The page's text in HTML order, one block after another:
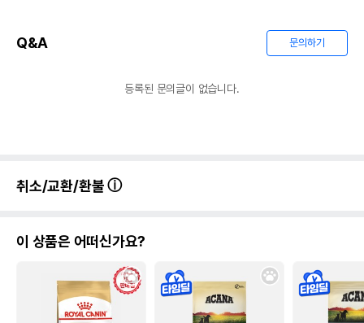
Q&A 문의하기
등록된 문의글이 없습니다.
취소/교환/환불
이 상품은 어떠신가요?